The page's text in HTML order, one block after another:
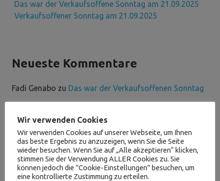
Das war der Verkaufsoffene Sonntag am 21.09.2025
Verkaufsoffener Sonntag am 21.09.2025
Neueste Kommentare
Fadi Genabo zu Das war der Verkaufsoffenen Sonntag
Archive
Mai 2026
Wir verwenden Cookies
Wir verwenden Cookies auf unserer Webseite, um Ihnen
das beste Ergebnis zu anzuzeigen, wenn Sie die Seite
wieder besuchen. Wenn Sie auf „Alle akzeptieren“ klicken,
stimmen Sie der Verwendung ALLER Cookies zu. Sie
können jedoch die "Cookie-Einstellungen" besuchen, um
eine kontrollierte Zustimmung zu erteilen.